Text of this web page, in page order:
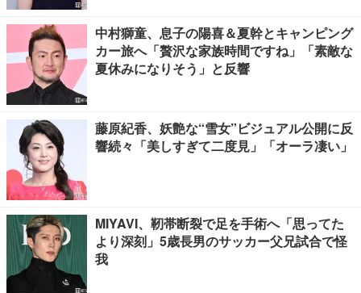
中村獅童、息子の陽喜＆夏幹とキャンピング
カー旅へ「贅沢な家族時間ですね」「素敵な
夏休みになりそう」と反響
藤原紀香、妖艶な“雪女”ビジュアル公開に反
響続々「美しすぎて二度見」「オーラ凄い」
MIYAVI、靭帯断裂で足を手術へ「思ってた
より深刻」5歳長男のサッカー父兄試合で怪
我